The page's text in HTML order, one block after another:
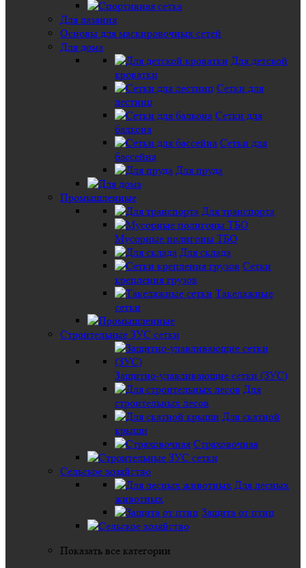
Для лазания
Основы для маскировочных сетей
Для дома
Для детской
кроватки
Сетки для
лестниц
Сетки для
балкона
Сетки для
бассейна
Для пруда
Промышленные
Для транспорта
Мусорные полигоны ТБО
Для склада
Сетки
крепления грузов
Такелажные
сетки
Строительные ЗУС сетки
Защитно-улавливающие сетки (ЗУС)
Для
строительных лесов
Для скатной
крыши
Страховочная
Сельское хозяйство
Для лесных
животных
Защита от птиц
Показать все категории